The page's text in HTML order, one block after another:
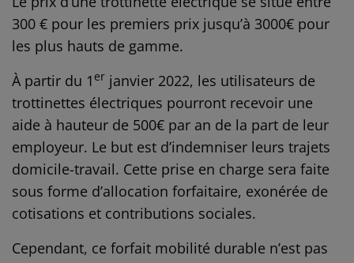
300 € pour les premiers prix jusqu’à 3000€ pour
les plus hauts de gamme.
À partir du 1 er janvier 2022, les utilisateurs de
trottinettes électriques pourront recevoir une
aide à hauteur de 500€ par an de la part de leur
employeur. Le but est d’indemniser leurs trajets
domicile-travail. Cette prise en charge sera faite
sous forme d’allocation forfaitaire, exonérée de
cotisations et contributions sociales.
Cependant, ce forfait mobilité durable n’est pas